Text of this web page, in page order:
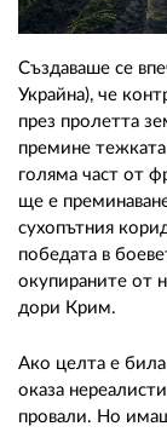
Създаваше се
Украйна), че
през пролетта
премине
голяма част от
ще е
сухопътния
победата в
окупираните от
дори Крим.
Ако целта е била
оказа
провали. Но